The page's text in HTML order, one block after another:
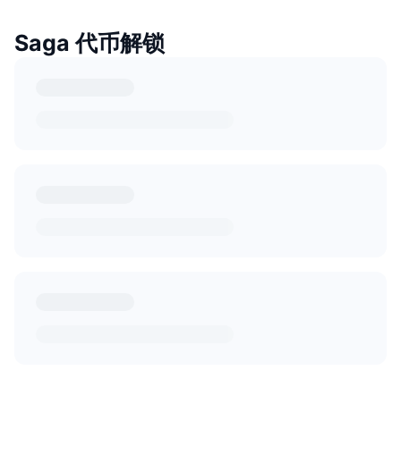
Saga 代币解锁